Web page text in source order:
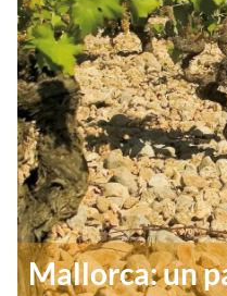
Mallorca: un